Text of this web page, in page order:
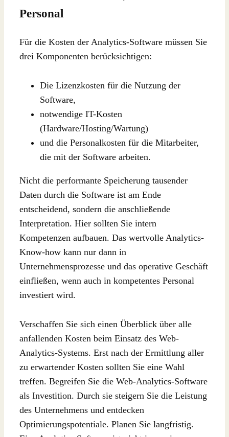
Personal
Für die Kosten der Analytics-Software müssen Sie
drei Komponenten berücksichtigen:
Die Lizenzkosten für die Nutzung der
Software,
notwendige IT-Kosten
(Hardware/Hosting/Wartung)
und die Personalkosten für die Mitarbeiter,
die mit der Software arbeiten.
Nicht die performante Speicherung tausender
Daten durch die Software ist am Ende
entscheidend, sondern die anschließende
Interpretation. Hier sollten Sie intern
Kompetenzen aufbauen. Das wertvolle Analytics-
Know-how kann nur dann in
Unternehmensprozesse und das operative Geschäft
einfließen, wenn auch in kompetentes Personal
investiert wird.
Verschaffen Sie sich einen Überblick über alle
anfallenden Kosten beim Einsatz des Web-
Analytics-Systems. Erst nach der Ermittlung aller
zu erwartender Kosten sollten Sie eine Wahl
treffen. Begreifen Sie die Web-Analytics-Software
als Investition. Durch sie steigern Sie die Leistung
des Unternehmens und entdecken
Optimierungspotentiale. Planen Sie langfristig.